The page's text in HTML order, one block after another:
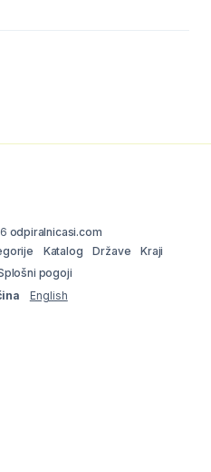
odpiralnicasi.com
Katalog Države
Kraji
pogoji
English